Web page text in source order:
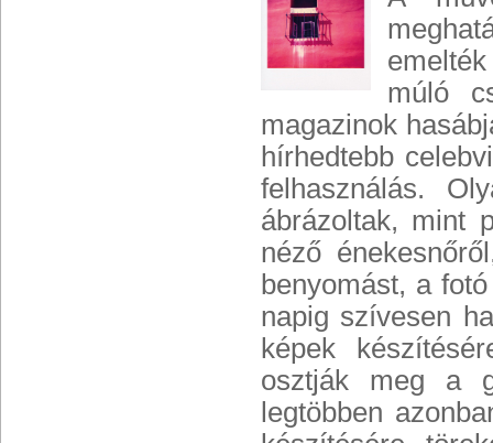
múló
magazinok
hírhedtebb
felhasználás.
ábrázoltak, mint
néző
benyomást, a
napig szívesen
képek
osztják meg a
legtöbben